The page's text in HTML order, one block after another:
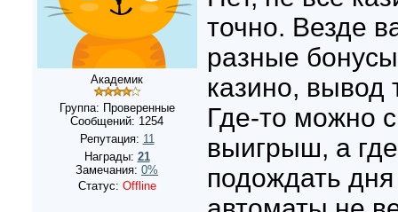
Академик
Группа: Проверенные
Сообщений: 1254
Репутация: 11
Награды: 21
Замечания: 0%
Статус: Offline
точно. Везде
разные
казино, вывод
Где-то можно
выигрыш, а
подождать